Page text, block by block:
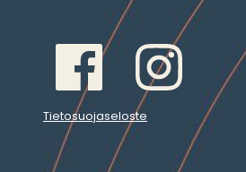
Tietosuojaseloste